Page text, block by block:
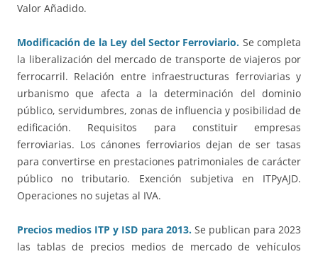
Valor Añadido.
Modificación de la Ley del Sector Ferroviario. Se completa
la liberalización del mercado de transporte de viajeros por
ferrocarril. Relación entre infraestructuras ferroviarias y
urbanismo que afecta a la determinación del dominio
público, servidumbres, zonas de influencia y posibilidad de
edificación. Requisitos para constituir empresas
ferroviarias. Los cánones ferroviarios dejan de ser tasas
para convertirse en prestaciones patrimoniales de carácter
público no tributario. Exención subjetiva en ITPyAJD.
Operaciones no sujetas al IVA.
Precios medios ITP y ISD para 2013.Se publican para 2023
las tablas de precios medios de mercado de vehículos